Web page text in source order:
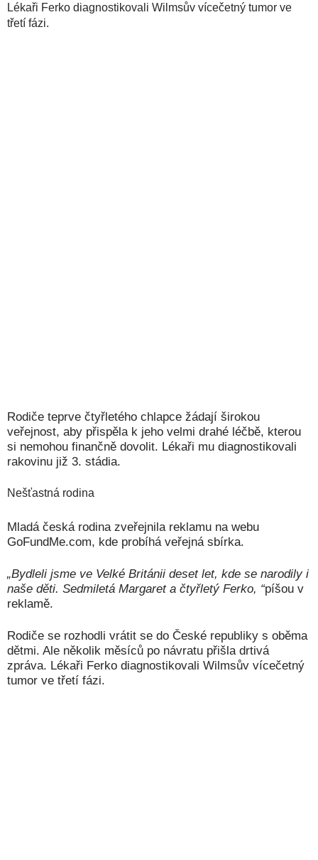
Lékaři Ferko diagnostikovali Wilmsův vícečetný tumor ve
třetí fázi.
Rodiče teprve čtyřletého chlapce žádají širokou
veřejnost, aby přispěla k jeho velmi drahé léčbě, kterou
si nemohou finančně dovolit. Lékaři mu diagnostikovali
rakovinu již 3. stádia.
Nešťastná rodina
Mladá česká rodina zveřejnila reklamu na webu
GoFundMe.com, kde probíhá veřejná sbírka.
„Bydleli jsme ve Velké Británii deset let, kde se narodily i
naše děti. Sedmiletá Margaret a čtyřletý Ferko, “píšou v
reklamě.
Rodiče se rozhodli vrátit se do České republiky s oběma
dětmi. Ale několik měsíců po návratu přišla drtivá
zpráva. Lékaři Ferko diagnostikovali Wilmsův vícečetný
tumor ve třetí fázi.